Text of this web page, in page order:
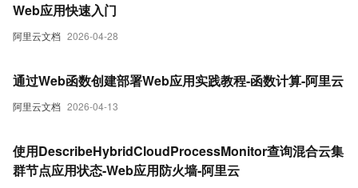
阿里云文档 2026-04-28
Web应用快速入门
阿里云文档 2026-04-13
通过Web函数创建部署Web应用实践教程-函数计算-阿里云
使用DescribeHybridCloudProcessMonitor查询混合云集
群节点应用状态-Web应用防火墙-阿里云